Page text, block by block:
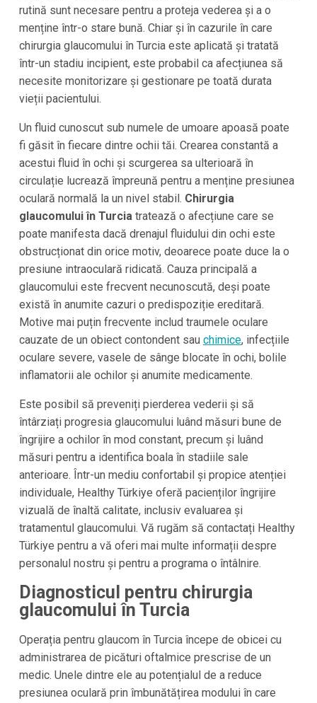
rutină sunt necesare pentru a proteja vederea și a o
menține într-o stare bună. Chiar și în cazurile în care
chirurgia glaucomului în Turcia este aplicată și tratată
într-un stadiu incipient, este probabil ca afecțiunea să
necesite monitorizare și gestionare pe toată durata
vieții pacientului.
Un fluid cunoscut sub numele de umoare apoasă poate
fi găsit în fiecare dintre ochii tăi. Crearea constantă a
acestui fluid în ochi și scurgerea sa ulterioară în
circulație lucrează împreună pentru a menține presiunea
oculară normală la un nivel stabil. Chirurgia
glaucomului în Turcia tratează o afecțiune care se
poate manifesta dacă drenajul fluidului din ochi este
obstrucționat din orice motiv, deoarece poate duce la o
presiune intraoculară ridicată. Cauza principală a
glaucomului este frecvent necunoscută, deși poate
există în anumite cazuri o predispoziție ereditară.
Motive mai puțin frecvente includ traumele oculare
cauzate de un obiect contondent sau chimice, infecțiile
oculare severe, vasele de sânge blocate în ochi, bolile
inflamatorii ale ochilor și anumite medicamente.
Este posibil să preveniți pierderea vederii și să
întârziați progresia glaucomului luând măsuri bune de
îngrijire a ochilor în mod constant, precum și luând
măsuri pentru a identifica boala în stadiile sale
anterioare. Într-un mediu confortabil și propice atenției
individuale, Healthy Türkiye oferă pacienților îngrijire
vizuală de înaltă calitate, inclusiv evaluarea și
tratamentul glaucomului. Vă rugăm să contactați Healthy
Türkiye pentru a vă oferi mai multe informații despre
personalul nostru și pentru a programa o întâlnire.
Diagnosticul pentru chirurgia
glaucomului în Turcia
Operația pentru glaucom în Turcia începe de obicei cu
administrarea de picături oftalmice prescrise de un
medic. Unele dintre ele au potențialul de a reduce
presiunea oculară prin îmbunătățirea modului în care